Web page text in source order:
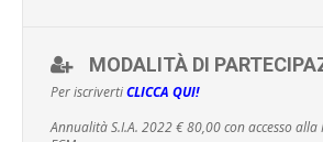
MODALITÀ DI
Per iscrivertiCLICCA QUI!
Annualità S.I.A. 2022 € 80,00 con accesso alla